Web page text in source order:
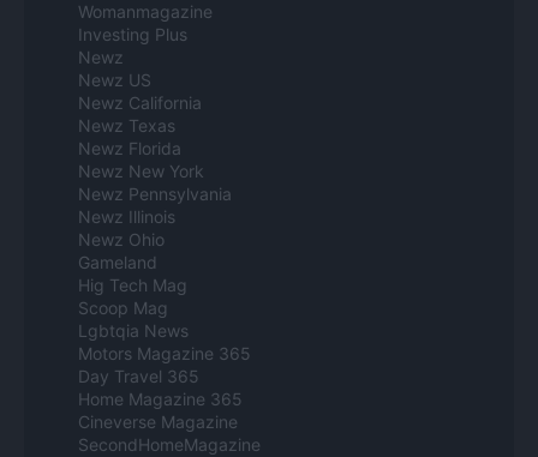
Womanmagazine
Investing Plus
Newz
Newz US
Newz California
Newz Texas
Newz Florida
Newz New York
Newz Pennsylvania
Newz Illinois
Newz Ohio
Gameland
Hig Tech Mag
Scoop Mag
Lgbtqia News
Motors Magazine 365
Day Travel 365
Home Magazine 365
Cineverse Magazine
SecondHomeMagazine